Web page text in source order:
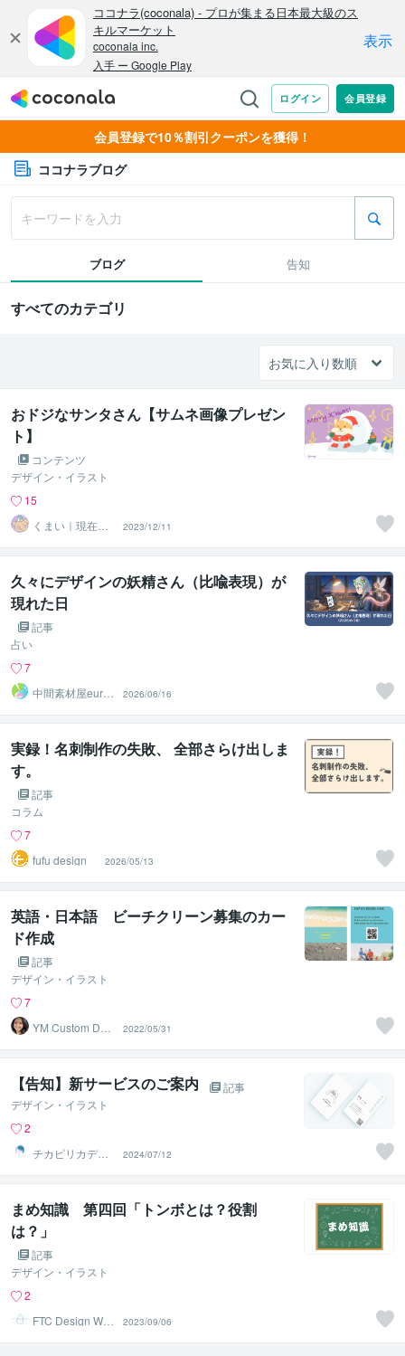
会員登録で10％割引クーポンを獲得！
ココナラブログ
ブログ 告知
すべてのカテゴリ
おドジなサンタさん【サムネ画像プレゼン
ト】
コンテンツ
デザイン・イラスト
15
くまい｜現在お
休み中
2023/12/11
久々にデザインの妖精さん（比喩表現）が
現れた日
記事
占い
7
中間素材屋euren
（得雨れん）
2026/06/16
実録！名刺制作の失敗、 全部さらけ出しま
す。
記事
コラム
7
fufu design
2026/05/13
英語・日本語 ビーチクリーン募集のカー
ド作成
記事
デザイン・イラスト
7
YM Custom Desi
2022/05/31
【告知】新サービスのご案内
記事
デザイン・イラスト
2
チカピリカデザ
イン
2024/07/12
まめ知識 第四回「トンボとは？役割
は？」
記事
デザイン・イラスト
2
FTC Design Wor
2023/09/06